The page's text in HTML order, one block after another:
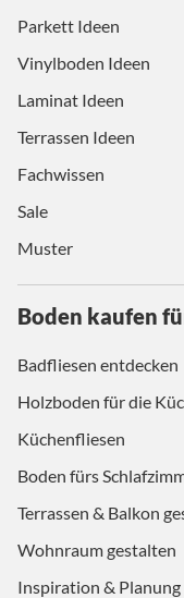
Parkett Ideen
Vinylboden Ideen
Laminat Ideen
Terrassen Ideen
Fachwissen
Sale
Muster
Boden kaufen
Badfliesen entdecken
Holzboden für die
Küchenfliesen
Boden fürs
Terrassen & Balkon
Wohnraum gestalten
Inspiration & Planung